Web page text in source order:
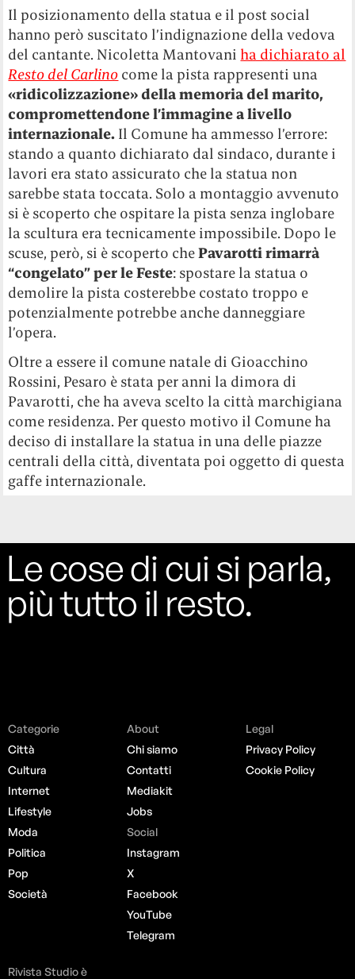
Il posizionamento della statua e il post social
hanno però suscitato l’indignazione della vedova
del cantante. Nicoletta Mantovani ha dichiarato al
Resto del Carlino come la pista rappresenti una
«ridicolizzazione» della memoria del marito,
compromettendone l’immagine a livello
internazionale. Il Comune ha ammesso l’errore:
stando a quanto dichiarato dal sindaco, durante i
lavori era stato assicurato che la statua non
sarebbe stata toccata. Solo a montaggio avvenuto
si è scoperto che ospitare la pista senza inglobare
la scultura era tecnicamente impossibile. Dopo le
scuse, però, si è scoperto chePavarotti rimarrà
“congelato” per le Feste: spostare la statua o
demolire la pista costerebbe costato troppo e
potenzialmente potrebbe anche danneggiare
l’opera.
Oltre a essere il comune natale di Gioacchino
Rossini, Pesaro è stata per anni la dimora di
Pavarotti, che ha aveva scelto la città marchigiana
come residenza. Per questo motivo il Comune ha
deciso di installare la statua in una delle piazze
centrali della città, diventata poi oggetto di questa
gaffe internazionale.
Le cose di cui si parla,
più tutto il resto.
Categorie
Città
Cultura
Internet
Lifestyle
Moda
Politica
Pop
Società
About
Chi siamo
Contatti
Mediakit
Jobs
Social
Instagram
X
Facebook
YouTube
Telegram
Legal
Privacy Policy
Cookie Policy
Rivista Studio è